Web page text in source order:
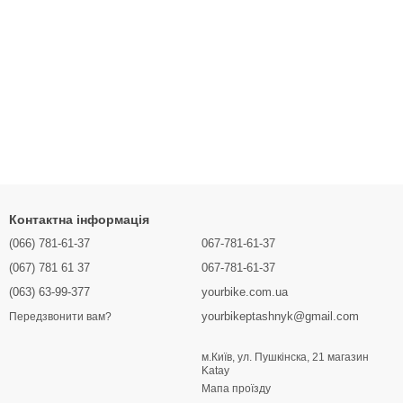
Контактна інформація
(066) 781-61-37
(067) 781 61 37
(063) 63-99-377
Передзвонити вам?
067-781-61-37
067-781-61-37
yourbike.com.ua
yourbikeptashnyk@gmail.com
м.Київ, ул. Пушкінска, 21 магазин
Katay
Мапа проїзду